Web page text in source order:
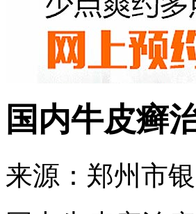
国内牛皮癣
来源：郑州市